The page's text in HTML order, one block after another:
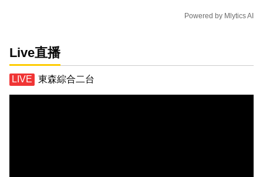
Powered by Mlytics AI
Live直播
東森綜合二台